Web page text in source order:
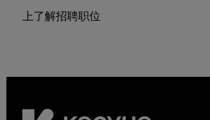
上了解招聘职位